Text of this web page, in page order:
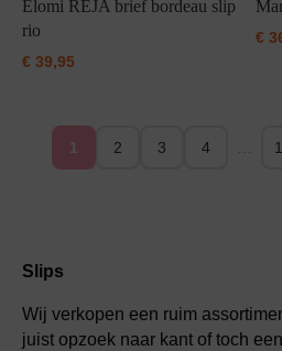
Elomi REJA brief bordeau slip
rio
€ 39,95
€
1 2 3 4
Slips
Wij verkopen een ruim
juist opzoek naar kant of toch